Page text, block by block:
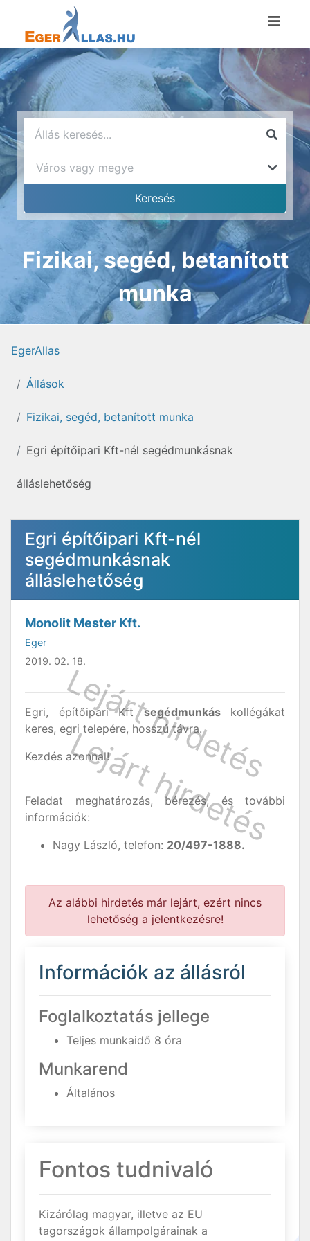
Fizikai, segéd, betanított
munka
EgerAllas
Állások
Fizikai, segéd, betanított munka
Egri építőipari Kft-nél segédmunkásnak
álláslehetőség
Egri építőipari Kft-nél
segédmunkásnak
álláslehetőség
Monolit Mester Kft.
Eger
2019. 02. 18.
Egri, építőipari Kftsegédmunkáskollégákat
keres, egri telepére, hosszú távra.
Kezdés azonnal!
Feladat meghatározás, bérezés, és további
információk:
Nagy László, telefon: 20/497-1888.
Az alábbi hirdetés már lejárt, ezért nincs
lehetőség a jelentkezésre!
Információk az állásról
Foglalkoztatás jellege
Teljes munkaidő 8 óra
Munkarend
Általános
Fontos tudnivaló
Kizárólag magyar, illetve az EU
tagországok állampolgárainak a